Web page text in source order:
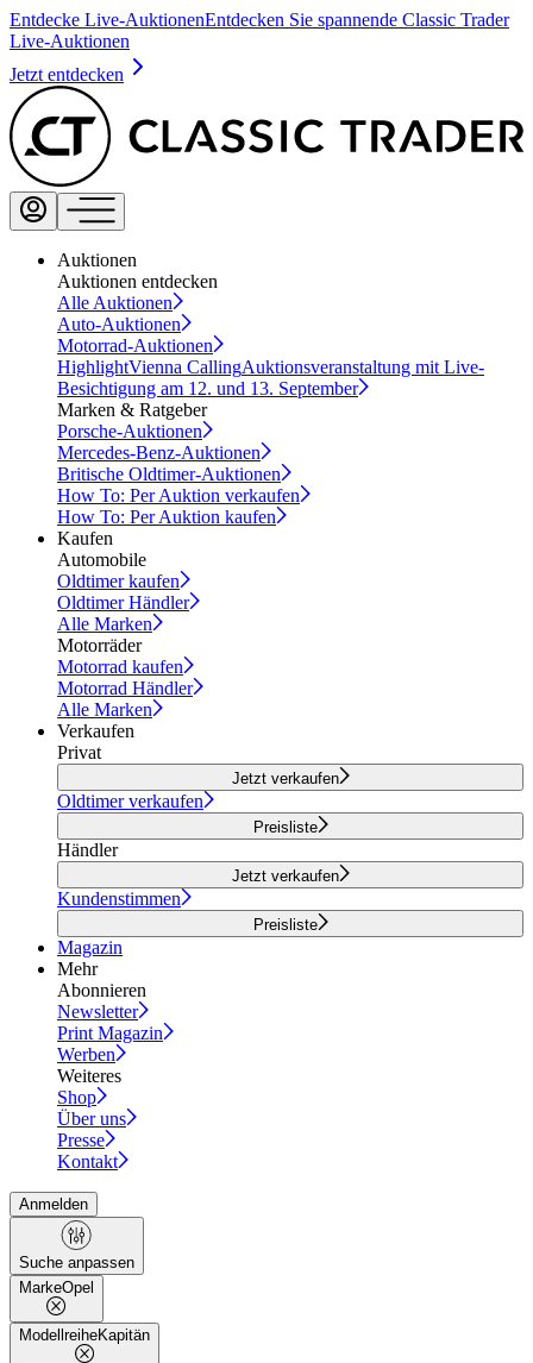
Entdecke Live-AuktionenEntdecken Sie spannende Classic Trader
Live-Auktionen
Jetzt entdecken
Auktionen
Auktionen entdecken
Alle Auktionen
Auto-Auktionen
Motorrad-Auktionen
HighlightVienna CallingAuktionsveranstaltung mit Live-
Besichtigung am 12. und 13. September
Marken & Ratgeber
Porsche-Auktionen
Mercedes-Benz-Auktionen
Britische Oldtimer-Auktionen
How To: Per Auktion verkaufen
How To: Per Auktion kaufen
Kaufen
Automobile
Oldtimer kaufen
Oldtimer Händler
Alle Marken
Motorräder
Motorrad kaufen
Motorrad Händler
Alle Marken
Verkaufen
Privat
Jetzt verkaufen
Oldtimer verkaufen
Preisliste
Händler
Jetzt verkaufen
Kundenstimmen
Preisliste
Magazin
Mehr
Abonnieren
Newsletter
Print Magazin
Werben
Weiteres
Shop
Über uns
Presse
Kontakt
Anmelden
Suche anpassen
MarkeOpel
ModellreiheKapitän